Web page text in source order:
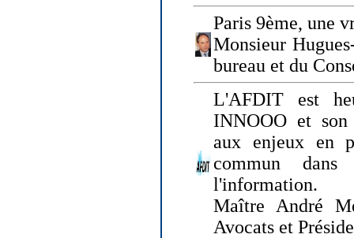
Paris 9ème, une
Monsieur
bureau et du
L'AFDIT est
INNOOO et
aux enjeux en
commun
l'information.
Maître André
Avocats et